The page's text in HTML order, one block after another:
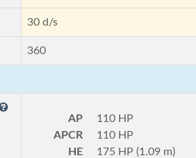
30 d/s
360
AP
110 HP
APCR
110 HP
HE
175 HP (1.09 m)